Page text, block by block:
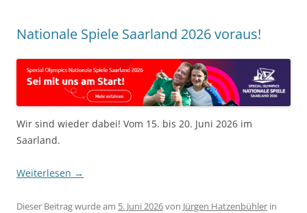
Nationale Spiele Saarland 2026 voraus!
Wir sind wieder dabei! Vom 15. bis 20. Juni 2026 im
Saarland.
Weiterlesen →
Dieser Beitrag wurde am 5. Juni 2026von Jürgen Hatzenbühler in